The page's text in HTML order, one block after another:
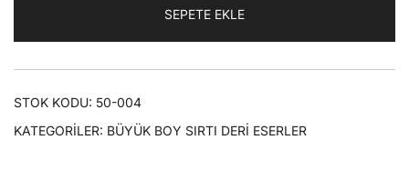
(Sırtı
Deri)
adet
SEPETE EKLE
STOK KODU: 50-004
KATEGORILER: BÜYÜK BOY SIRTI DERİ ESERLER